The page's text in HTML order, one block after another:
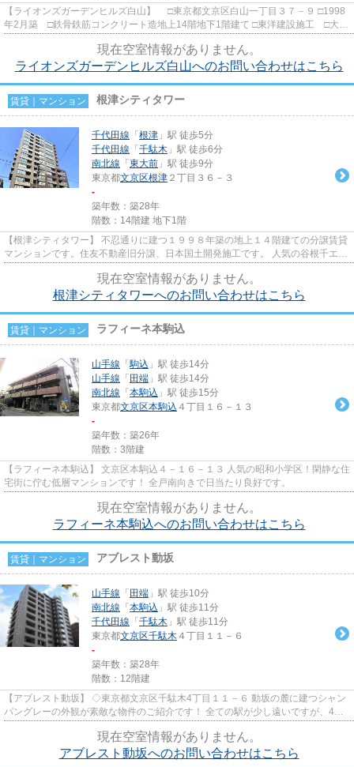
【ライオンズガーデンヒルズ白山】 □東京都文京区白山一丁目３７－９ □1998
年2月築 □鉄骨鉄筋コンクリート造地上14階地下1階建て □東洋建設施工 □大京
現在空室情報がありません。
ライオンズガーデンヒルズ白山へのお問い合わせはこちら
賃貸｜マンション 根津シティタワー
千代田線 「 根津 」駅 徒歩5分
千代田線 「 千駄木 」駅 徒歩6分
南北線 「 東大前 」駅 徒歩9分
東京都文京区根津 ２丁目３６－３
-
築年数：築28年
階数：14階建 地下1階
【根津シティタワー】 不忍通りに建つ１９９８年築の地上１４階建ての分譲賃貸
マンションです。住友不動産旧分譲、日本国土開発施工です。 人気の谷根千エリ
現在空室情報がありません。
根津シティタワーへのお問い合わせはこちら
賃貸｜マンション ラフィーネ本駒込
山手線 「駒込 」駅 徒歩14分
山手線 「 田端 」駅 徒歩14分
南北線 「 本駒込 」駅 徒歩15分
東京都文京区本駒込 ４丁目１６－１３
-
築年数：築26年
階数：3階建
【ラフィーネ本駒込】 文京区本駒込４－１６－１３ 人気の昭和小学区！閑静な住
宅街に佇む低層マンションです！ 全戸南向きで日当たり良好です。
現在空室情報がありません。
ラフィーネ本駒込へのお問い合わせはこちら
賃貸｜マンション アブレスト動坂
山手線 「 田端 」駅 徒歩10分
南北線 「 本駒込 」駅 徒歩11分
千代田線 「 千駄木 」駅 徒歩11分
東京都文京区千駄木 ４丁目１１－６
-
築年数：築28年
階数：12階建
【アブレスト動坂】 ◇東京都文京区千駄木4丁目１１－６ 動坂の麓に建つシャン
パングレーの外観が素敵な物件のご紹介です！ 全ての駅が少し遠いですが、4駅5
現在空室情報がありません。
アブレスト動坂へのお問い合わせはこちら